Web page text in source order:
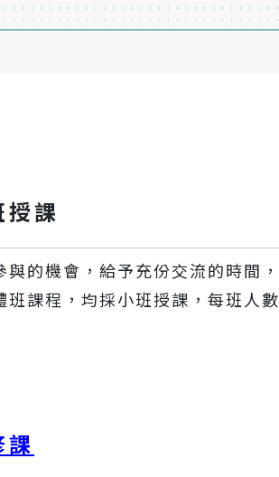
授課
與的機會，給予充份交流的時間，
班課程，均採小班授課，每班人數
課